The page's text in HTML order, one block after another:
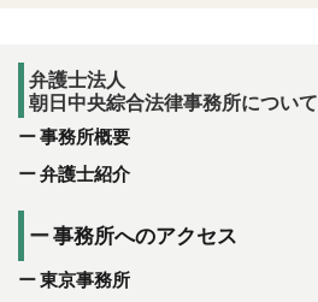
弁護士法人
朝日中央綜合法律事務所について
事務所概要
弁護士紹介
事務所へのアクセス
東京事務所